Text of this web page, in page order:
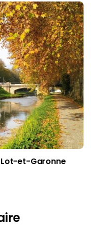
Lot-et-Garonne